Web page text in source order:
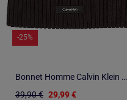
-25%
Bonnet Homme Calvin Klein Jeans
39,90 € 29,99 €